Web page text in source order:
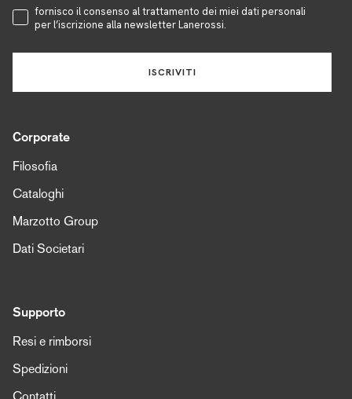
Accettazione Privacy
fornisco il consenso al trattamento dei miei dati personali
per l’iscrizione alla newsletter Lanerossi.
ISCRIVITI
Corporate
Filosofia
Cataloghi
Marzotto Group
Dati Societari
Supporto
Resi e rimborsi
Spedizioni